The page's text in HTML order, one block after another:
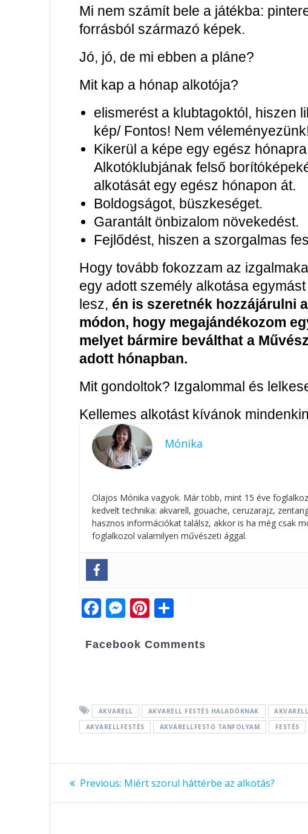
Mi nem számít bele a játékba:
forrásból származó képek.
Jó, jó, de mi ebben a pláne?
Mit kap a hónap alkotója?
elismerést a klubtagoktól, hiszen
kép/ Fontos! Nem
Kikerül a képe egy egész
Alkotóklubjának felső
alkotását egy egész hónapon át.
Boldogságot, büszkeséget.
Garantált önbizalom növekedést.
Fejlődést, hiszen a szorgalmas
Hogy tovább fokozzam az
egy adott személy alkotása
lesz, én is szeretnék hozzájárulni
módon, hogy megajándékozom
melyet bármire beválthat a
adott hónapban.
Mit gondoltok? Izgalommal és
Kellemes alkotást kívánok
Mónika
Olajos Mónika vagyok. Már több, mint 15 éve
kedvelt technika: akvarell, gouache, ceruzarajz,
hasznos információkat találsz, akkor is ha még csak
foglalkozol valamilyen művészeti ággal.
F
e
o
k
M
ss
g
er
Pi
er za
g
Facebook Comments
AKVARELL AKVARELL FESTÉS HALADÓKNAK
AKVARELLFESTÉS
AKVARELLFESTŐ TANFOLYAM FESTÉS
Bejegyzés
navigáció
Previous: Previous
Miért szorul háttérbe az alkotás?